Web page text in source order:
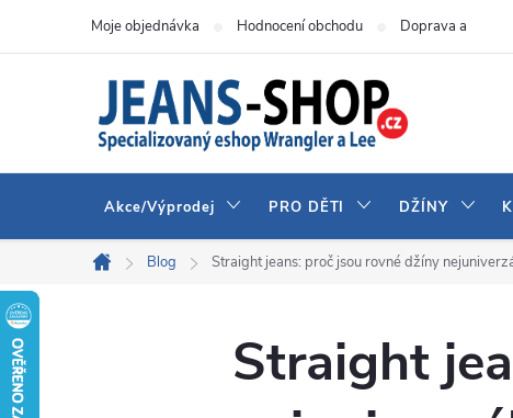
Moje objednávka Hodnocení obchodu Doprava a platba
Akce/Výprodej PRO DĚTI DŽÍNY
Domů
Blog Straight jeans: proč jsou rovné džíny
Straight